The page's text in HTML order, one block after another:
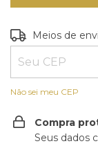
Entregas para o
Meios de
Não sei meu CEP
Compra
Seus dados